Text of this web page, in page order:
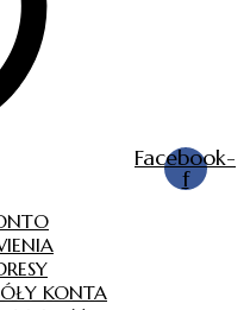
Facebook-
f
KONTA